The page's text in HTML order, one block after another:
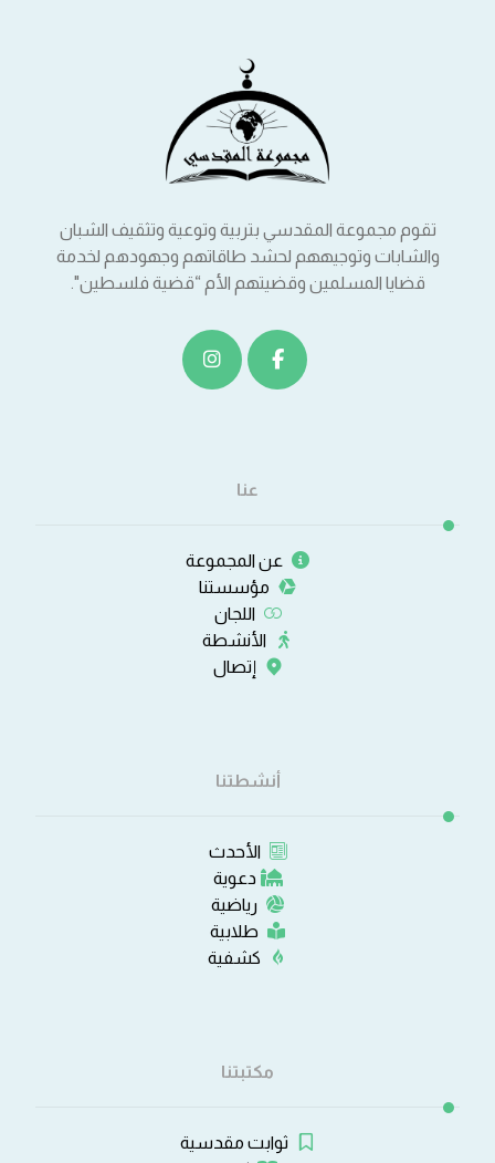
تقوم مجموعة المقدسي بتربية وتوعية وتثقيف الشبان
والشابات وتوجيههم لحشد طاقاتهم وجهودهم لخدمة
قضايا المسلمين وقضيتهم الأم “قضية فلسطين".
عنا
عن المجموعة
مؤسستنا
اللجان
الأنشطة
إتصال
أنشطتنا
الأحدث
دعوية
رياضية
طلابية
كشفية
مكتبتنا
ثوابت مقدسية